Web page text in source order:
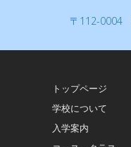
〒112-0004
トップページ
学校について
入学案内